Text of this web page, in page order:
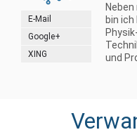
E-Mail
Google+
XING
bin
und